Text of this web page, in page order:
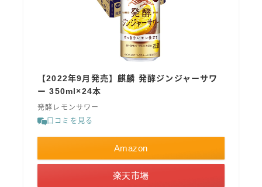
【2022年9月発売】麒麟 発酵ジンジャーサワ
ー 350ml×24本
発酵レモンサワー
口コミを見る
Amazon
楽天市場
缶チューハイの売れ筋ランキングはこちら